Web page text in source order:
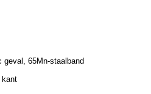
geval, 65Mn-staalband
kant